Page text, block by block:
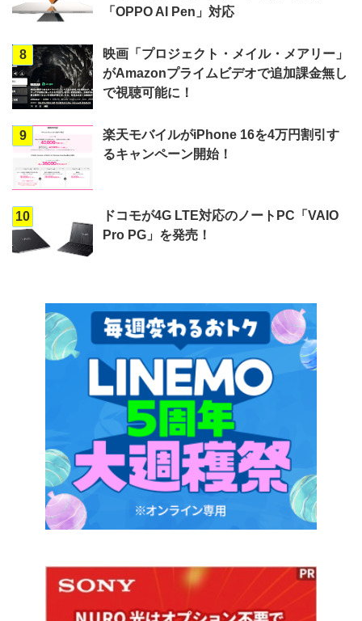
「OPPO AI Pen」対応
8
映画「プロジェクト・メイル・メアリー」
がAmazonプライムビデオで追加課金無し
で視聴可能に！
9
楽天モバイルがiPhone 16を4万円割引す
るキャンペーン開始！
10
ドコモが4G LTE対応のノートPC「VAIO
Pro PG」を発売！